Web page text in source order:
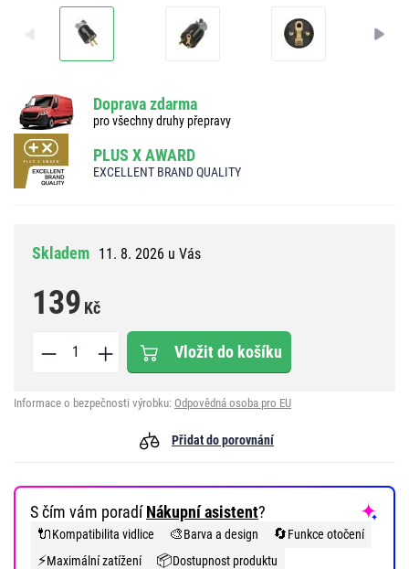
Doprava zdarma
pro všechny druhy přepravy
PLUS X AWARD
EXCELLENT BRAND QUALITY
Skladem 11. 8. 2026 u Vás
139 Kč
Vložit do košíku
Informace o bezpečnosti výrobku: Odpovědná osoba pro EU
Přidat do porovnání
S čím vám poradíNákupní asistent?
🔌Kompatibilita vidlice 🎨Barva a design 🔄Funkce otočení
⚡Maximální zatížení 📦Dostupnost produktu